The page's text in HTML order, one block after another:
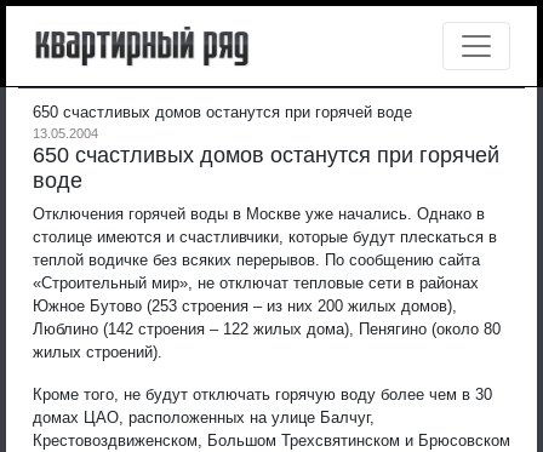
650 счастливых домов останутся при горячей воде
13.05.2004
650 счастливых домов останутся при горячей
воде
Отключения горячей воды в Москве уже начались. Однако в
столице имеются и счастливчики, которые будут плескаться в
теплой водичке без всяких перерывов. По сообщению сайта
«Строительный мир», не отключат тепловые сети в районах
Южное Бутово (253 строения – из них 200 жилых домов),
Люблино (142 строения – 122 жилых дома), Пенягино (около 80
жилых строений).
Кроме того, не будут отключать горячую воду более чем в 30
домах ЦАО, расположенных на улице Балчуг,
Крестовоздвиженском, Большом Трехсвятинском и Брюсовском